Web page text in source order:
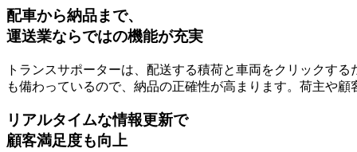
配車から納品まで、
運送業ならではの機能が充実
トランスサポーターは、 配送する積荷と車両をクリックする
も備わっているので、納品の正確性が高まります。荷主や
リアルタイムな情報更新で
顧客満足度も向上